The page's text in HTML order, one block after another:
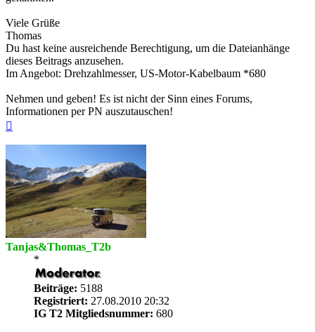
Viele Grüße
Thomas
Du hast keine ausreichende Berechtigung, um die Dateianhänge
dieses Beitrags anzusehen.
Im Angebot: Drehzahlmesser, US-Motor-Kabelbaum *680
Nehmen und geben! Es ist nicht der Sinn eines Forums,
Informationen per PN auszutauschen!
Tanjas&Thomas_T2b
*
Beiträge: 5188
Registriert: 27.08.2010 20:32
IG T2 Mitgliedsnummer: 680